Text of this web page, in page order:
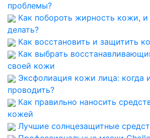
проблемы?
Как побороть жирность кожи, и
делать?
Как восстановить и защитить
Как выбрать
своей кожи
Эксфолиация кожи лица: когда
проводить?
Как правильно наносить
кожей
Лучшие солнцезащитные